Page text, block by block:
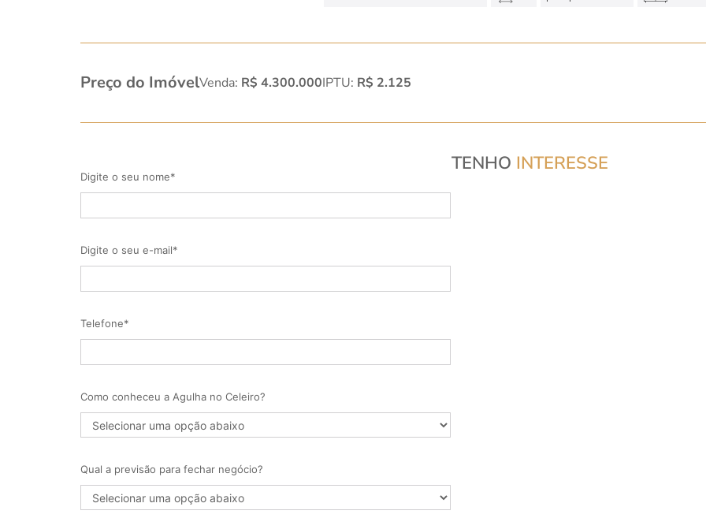
Preço do ImóvelVenda: R$ 4.300.000IPTU: R$ 2.125
TENHO INTERESSE
Digite o seu nome*
Digite o seu e-mail*
Telefone*
Como conheceu a Agulha no Celeiro?
Qual a previsão para fechar negócio?